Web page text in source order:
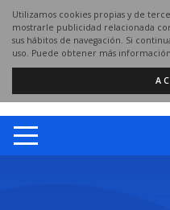
Utilizamos cookies propias y de
mostrarle publicidad relacionada
sus hábitos de navegación. Si
uso. Puede obtener más